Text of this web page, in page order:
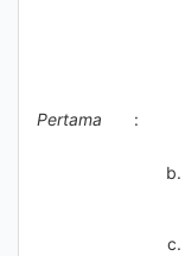
Pertama :